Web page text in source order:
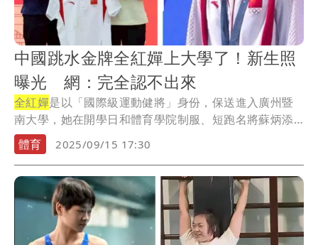
中國跳水金牌全紅嬋上大學了！新生照
曝光 網：完全認不出來
全紅嬋是以「國際級運動健將」身份，保送進入廣州暨
南大學，她在開學日和體育學院制服、短跑名將蘇炳添
合影...
體育 2025/09/15 17:30